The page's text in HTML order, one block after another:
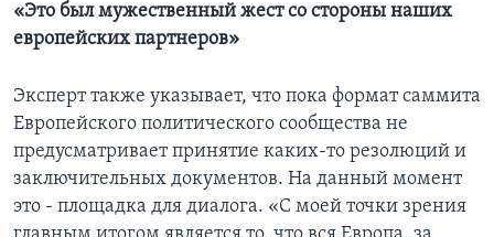
«Это был мужественный жест со стороны наших
европейских партнеров»
Эксперт также указывает, что пока формат саммита
Европейского политического сообщества не
предусматривает принятие каких-то резолюций и
заключительных документов. На данный момент
это - площадка для диалога. «С моей точки зрения